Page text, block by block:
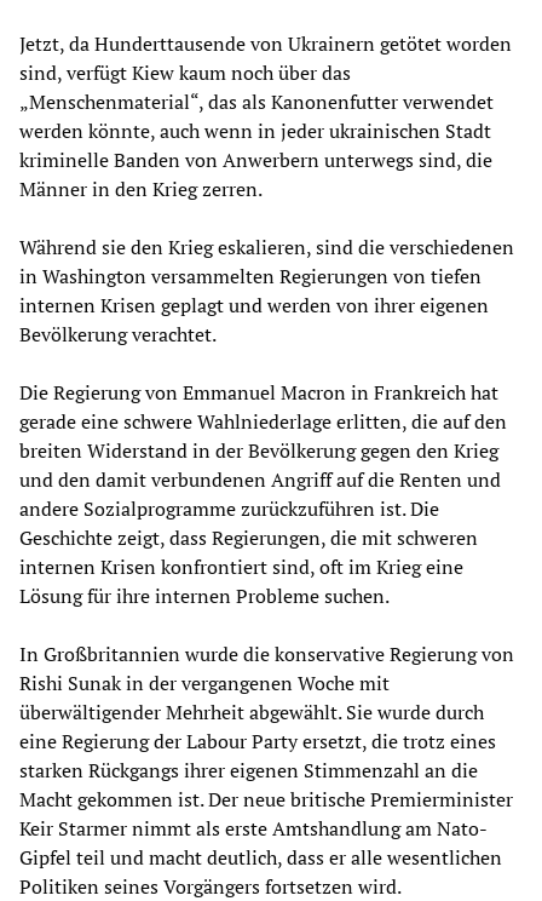
Jetzt, da Hunderttausende von Ukrainern getötet worden
sind, verfügt Kiew kaum noch über das
„Menschenmaterial“, das als Kanonenfutter verwendet
werden könnte, auch wenn in jeder ukrainischen Stadt
kriminelle Banden von Anwerbern unterwegs sind, die
Männer in den Krieg zerren.
Während sie den Krieg eskalieren, sind die verschiedenen
in Washington versammelten Regierungen von tiefen
internen Krisen geplagt und werden von ihrer eigenen
Bevölkerung verachtet.
Die Regierung von Emmanuel Macron in Frankreich hat
gerade eine schwere Wahlniederlage erlitten, die auf den
breiten Widerstand in der Bevölkerung gegen den Krieg
und den damit verbundenen Angriff auf die Renten und
andere Sozialprogramme zurückzuführen ist. Die
Geschichte zeigt, dass Regierungen, die mit schweren
internen Krisen konfrontiert sind, oft im Krieg eine
Lösung für ihre internen Probleme suchen.
In Großbritannien wurde die konservative Regierung von
Rishi Sunak in der vergangenen Woche mit
überwältigender Mehrheit abgewählt. Sie wurde durch
eine Regierung der Labour Party ersetzt, die trotz eines
starken Rückgangs ihrer eigenen Stimmenzahl an die
Macht gekommen ist. Der neue britische Premierminister
Keir Starmer nimmt als erste Amtshandlung am Nato-
Gipfel teil und macht deutlich, dass er alle wesentlichen
Politiken seines Vorgängers fortsetzen wird.